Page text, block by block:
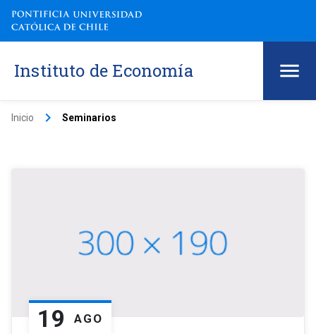
Instituto de Economía
Inicio keyboard_arrow_right Seminarios
19 AGO